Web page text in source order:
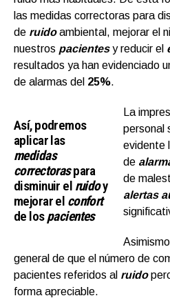
las medidas correctoras para
de ruidoambiental, mejorar el
nuestros pacientesy reducir el
resultados ya han evidenciado
de alarmas del 25%.
Así, podremos
aplicar las
medidas
correctoraspara
disminuir el ruidoy
mejorar el confort
de lospacientes
La
personal
evidente
de
de
alertas
general de que el número de
pacientes referidos al ruido
forma apreciable.